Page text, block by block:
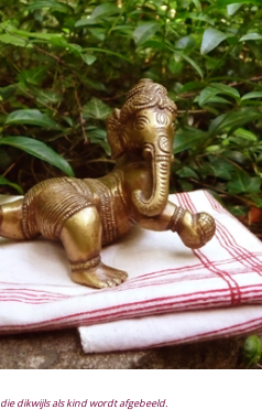
dikwijls als kind wordt afgebeeld.